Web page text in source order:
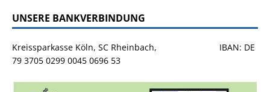
UNSERE BANKVERBINDUNG
Kreissparkasse Köln, SC Rheinbach, IBAN: DE
79 3705 0299 0045 0696 53